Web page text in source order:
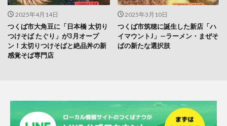
2025年4月14日
つくば市大角豆に「日本橋 太切り
つけそば たぐり」が3月オープ
ン！太切りつけそばと絶品丼の新
感覚そば専門店
2025年3月10日
つくば市筑穂に誕生した新店「ハ
イマウントJ」—ラーメン・まぜそ
ばの新たな選択肢